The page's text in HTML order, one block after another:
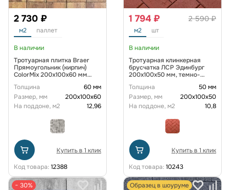
2 730 ₽
м2 паллет
В наличии
Тротуарная плитка Braer
Прямоугольник (кирпич)
ColorMix 200х100х60 мм
Толщина
60 мм
Размер, мм
200х100х60
На поддоне, м2
12,96
Купить в 1 клик
Код товара: 12388
2 590 ₽
1 794 ₽
м2 шт
В наличии
Тротуарная клинкерная
брусчатка ЛСР Эдинбург
200х100х50 мм, темно-
Толщина
50 мм
Размер, мм
200х100х50
На поддоне, м2
10,8
Купить в 1 клик
Код товара: 10243
− 30%
Образец в шоуруме